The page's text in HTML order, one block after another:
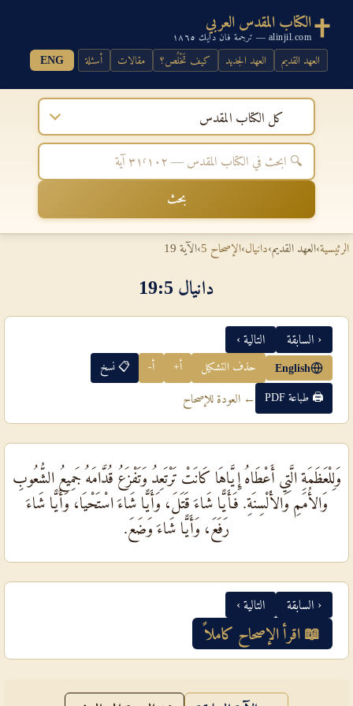
الكتاب المقدس العربي
alinjil.com — ترجمة فان دايك ١٨٦٥
العهد القديم العهد الجديد كيف تَخْلُص؟ مقالات أسئلة ENG
كل الكتاب المقدس
بحث
الرئيسية›العهد القديم›دانيال›الإصحاح 5 ›الآية 19
دانيال 5‏:‏19
‹ السابقة التالية ›
English حذف التشكيل أ+ أ- 📋 نسخ
🖨 طباعة PDF ← العودة للإصحاح
وَلِلْعَظَمَةِ الَّتِي أَعْطَاهُ إِيَّاهَا كَانَتْ تَرْتَعِدُ وَتَفْزَعُ قُدَّامَهُ جَمِيعُ الشُّعُوبِ
وَالأُمَمِ وَالأَلْسِنَةِ. فَأَيًّا شَاءَ قَتَلَ، وَأَيًّا شَاءَ اسْتَحْيَا، وَأَيًّا شَاءَ
رَفَعَ، وَأَيًّا شَاءَ وَضَعَ.
‹ السابقة التالية ›
📖 اقرأ الإصحاح كاملاً